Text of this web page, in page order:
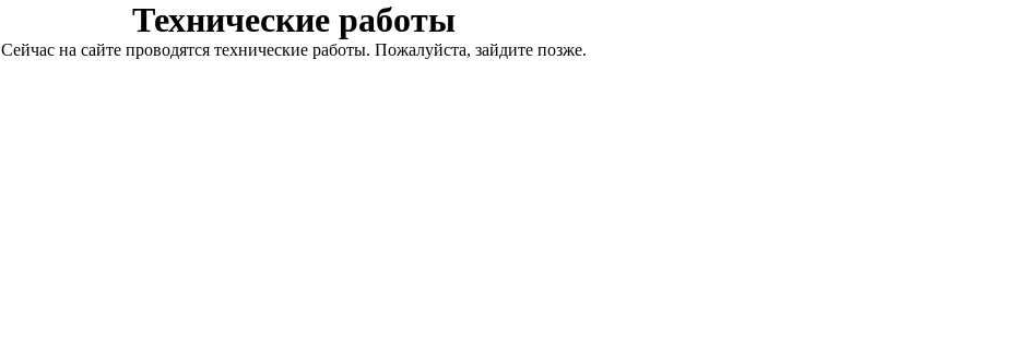
Технические работы
Сейчас на сайте проводятся технические работы. Пожалуйста, зайдите позже.